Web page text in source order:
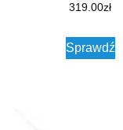
319.00zł
Sprawdź